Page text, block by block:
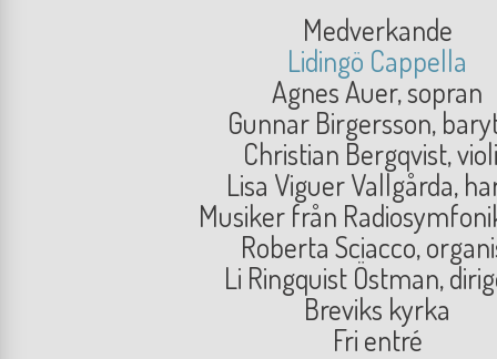
Medverkande
Lidingö Cappella
Agnes Auer, sopran
Gunnar Birgersson,
Christian Bergqvist,
Lisa Viguer Vallgårda,
Musiker från
Roberta Sciacco,
Li Ringquist Östman,
Breviks kyrka
Fri entré